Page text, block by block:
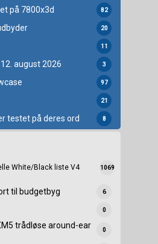
på 7800x3d 82
20
11
august 2026 3
97
21
testet på deres ord 8
White/Black liste V4 1069
til budgetbyg 6
0
trådløse around-ear
0